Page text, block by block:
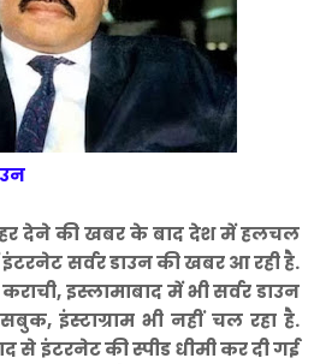
देने की खबर के बाद देश में हलचल
सर्वर डाउन की खबर आ रही है.
इस्लामाबाद में भी सर्वर डाउन
इंस्टाग्राम भी नहीं चल रहा है.
से इंटरनेट की स्पीड धीमी कर दी गई